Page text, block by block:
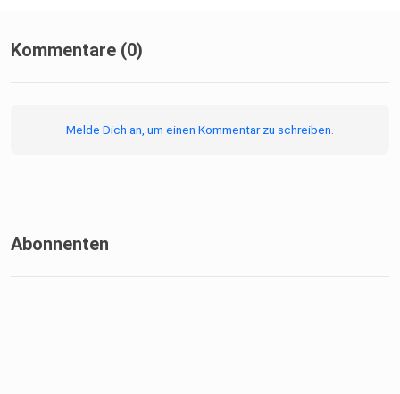
Kommentare (0)
Melde Dich an, um einen Kommentar zu schreiben.
Abonnenten